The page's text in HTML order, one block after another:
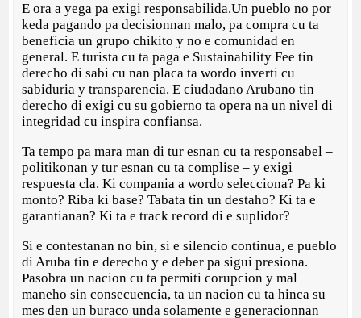
E ora a yega pa exigi responsabilida.Un pueblo no por
keda pagando pa decisionnan malo, pa compra cu ta
beneficia un grupo chikito y no e comunidad en
general. E turista cu ta paga e Sustainability Fee tin
derecho di sabi cu nan placa ta wordo inverti cu
sabiduria y transparencia. E ciudadano Arubano tin
derecho di exigi cu su gobierno ta opera na un nivel di
integridad cu inspira confiansa.
Ta tempo pa mara man di tur esnan cu ta responsabel –
politikonan y tur esnan cu ta complise – y exigi
respuesta cla. Ki compania a wordo selecciona? Pa ki
monto? Riba ki base? Tabata tin un destaho? Ki ta e
garantianan? Ki ta e track record di e suplidor?
Si e contestanan no bin, si e silencio continua, e pueblo
di Aruba tin e derecho y e deber pa sigui presiona.
Pasobra un nacion cu ta permiti corupcion y mal
maneho sin consecuencia, ta un nacion cu ta hinca su
mes den un buraco unda solamente e generacionnan